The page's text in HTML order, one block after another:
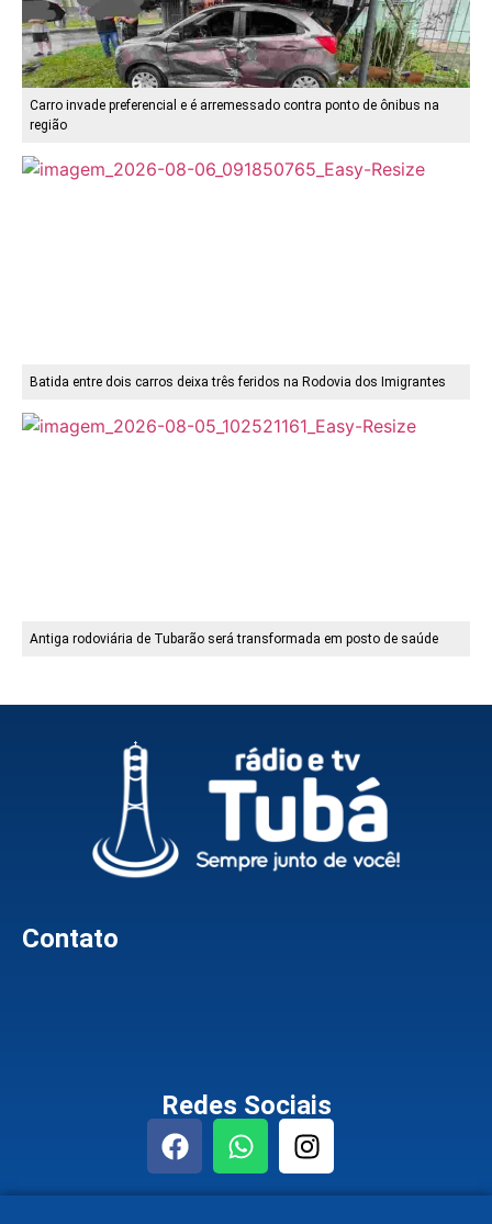
Carro invade preferencial e é arremessado contra ponto de ônibus na
região
Batida entre dois carros deixa três feridos na Rodovia dos Imigrantes
Antiga rodoviária de Tubarão será transformada em posto de saúde
Contato
Redes Sociais